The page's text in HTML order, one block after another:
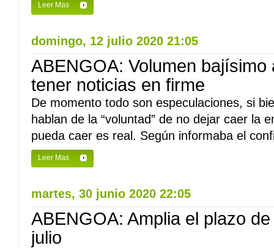
Leer Mas
domingo, 12 julio 2020 21:05
ABENGOA: Volumen bajísimo
tener noticias en firme
De momento todo son especulaciones, si
hablan de la “voluntad” de no dejar caer la
pueda caer es real. Según informaba el
Leer Mas
martes, 30 junio 2020 22:05
ABENGOA: Amplia el plazo
julio